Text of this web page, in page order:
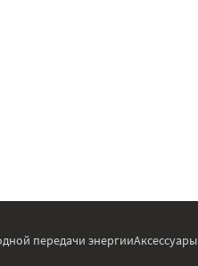
передачи энергииАксессуары